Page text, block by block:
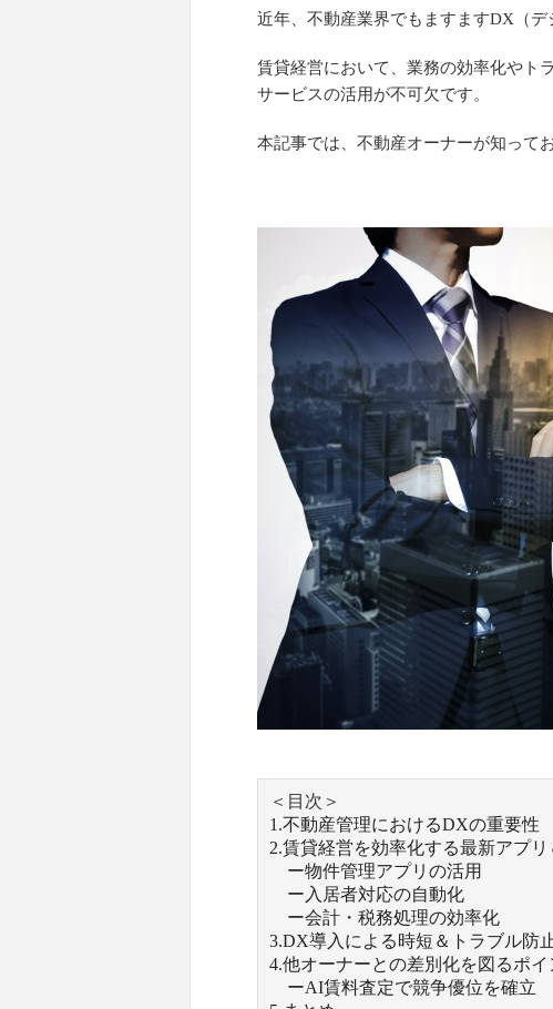
近年、不動産業界でもますますDX（デ
賃貸経営において、業務の効率化やト
サービスの活用が不可欠です。
本記事では、不動産オーナーが知って
＜目次＞
1.不動産管理におけるDXの重要性
2.賃貸経営を効率化する最新アプ
ー物件管理アプリの活用
ー入居者対応の自動化
ー会計・税務処理の効率化
3.DX導入による時短＆トラブル防
4.他オーナーとの差別化を図るポイ
ーAI賃料査定で競争優位を確立